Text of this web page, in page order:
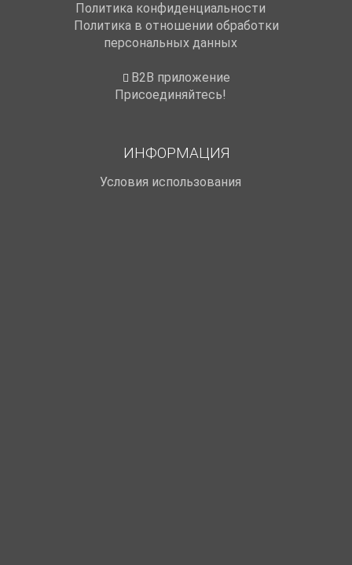
Политика конфиденциальности
Политика в отношении обработки
персональных данных
B2B приложение
Присоединяйтесь!
ИНФОРМАЦИЯ
Условия использования